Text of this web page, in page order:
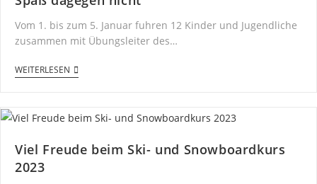
Vom 1. bis zum 5. Januar fuhren 12 Kinder und Jugendliche
zusammen mit Übungsleiter des…
WEITERLESEN
Viel Freude beim Ski- und Snowboardkurs
2023